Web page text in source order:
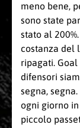
meno bene,
sono state
stato al
costanza del
ripagati.
difensori
segna,
ogni giorno
piccolo